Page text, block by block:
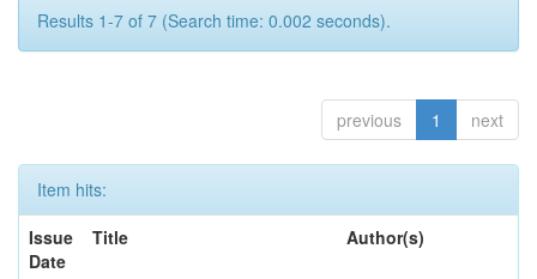
Results 1-7 of 7 (Search time: 0.002 seconds).
previous 1 next
Item hits:
Issue
Date
Title Author(s)